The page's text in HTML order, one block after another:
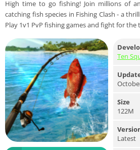
High time to go fishing! Join millions of
catching fish species in Fishing Clash - a
Play 1v1 PvP fishing games and fight for
Ten
Size
122M
Latest